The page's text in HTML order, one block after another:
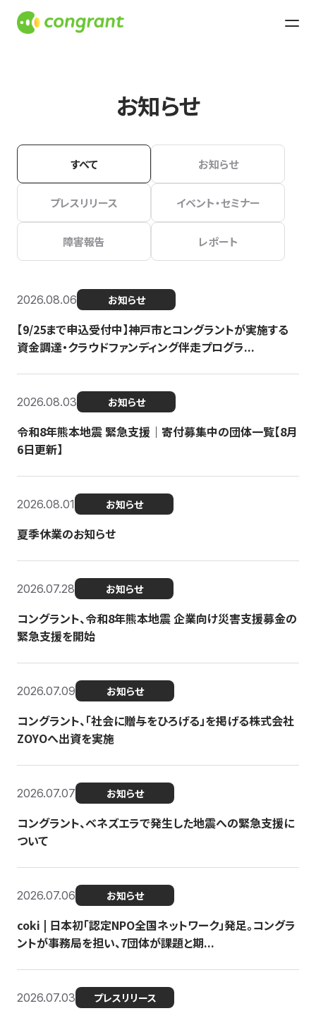
お知らせ
すべて お知らせ
プレスリリース イベント・セミナー
障害報告 レポート
2026.08.06 お知らせ
【9/25まで申込受付中】神戸市とコングラントが実施する
資金調達・クラウドファンディング伴走プログラ...
2026.08.03 お知らせ
令和8年熊本地震 緊急支援｜寄付募集中の団体一覧【8月
6日更新】
2026.08.01 お知らせ
夏季休業のお知らせ
2026.07.28 お知らせ
コングラント、令和8年熊本地震 企業向け災害支援募金の
緊急支援を開始
2026.07.09 お知らせ
コングラント、「社会に贈与をひろげる」を掲げる株式会社
ZOYOへ出資を実施
2026.07.07 お知らせ
コングラント、ベネズエラで発生した地震への緊急支援に
ついて
2026.07.06 お知らせ
coki | 日本初「認定NPO全国ネットワーク」発足。コングラ
ントが事務局を担い、7団体が課題と期...
2026.07.03 プレスリリース